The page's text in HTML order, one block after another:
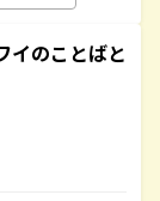
イのことばと